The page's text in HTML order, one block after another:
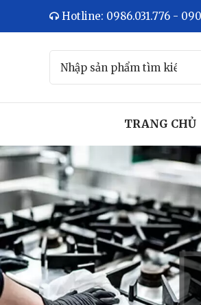
Hotline: 0986.031.776 -
TRANG CHỦ